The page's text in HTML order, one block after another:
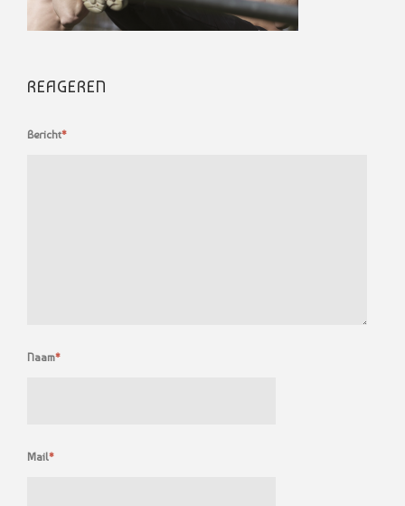
REAGEREN
Bericht*
Naam*
Mail*